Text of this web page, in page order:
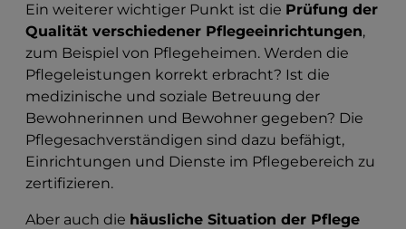
Ein weiterer wichtiger Punkt ist die Prüfung der
Qualität verschiedener Pflegeeinrichtungen,
zum Beispiel von Pflegeheimen. Werden die
Pflegeleistungen korrekt erbracht? Ist die
medizinische und soziale Betreuung der
Bewohnerinnen und Bewohner gegeben? Die
Pflegesachverständigen sind dazu befähigt,
Einrichtungen und Dienste im Pflegebereich zu
zertifizieren.
Aber auch die häusliche Situation der Pflege